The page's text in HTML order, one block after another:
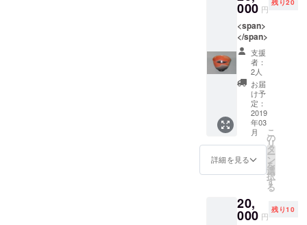
た方に
個別に
ご連絡
させて
いただ
き、日
程調整
をさせ
ていた
だきま
す。
000 円
残り20
<span>
</span>
支援
者：
2人
お届
け予
定：
2019
年03
月
詳細を見る
こ
の
リ
タ
ー
ン
を
選
択
す
る
20,
000 円
残り10